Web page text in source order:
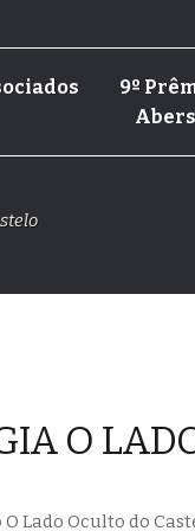
9º
O
Lado Oculto do